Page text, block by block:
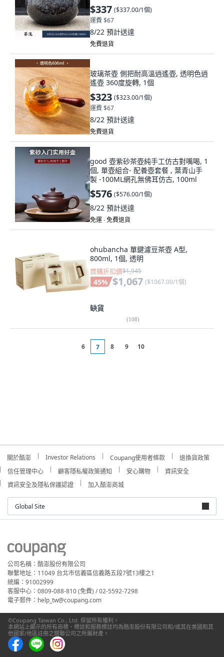
$337 ($337.00/1個)
運費 $67
8/22 預計送達
免費退貨
玻璃茶壺 側把耐高溫逍遙壺, 透明色逍
遙壺 360度旋轉, 1個
$323 ($323.00/1個)
運費 $67
8/22 預計送達
免費退貨
good 壺紫砂茶壺純手工仿古對嘴喝, 1
個, 單壺組合- 配養壺套餐 , 葉青山手
製 -100ML網孔無佛耳仿古, 100ml
$576 ($576.00/1個)
8/22 預計送達
免運 ∙ 免費退貨
ohubancha 單鍵濾豆茶壺 A型,
800ml, 1個, 透明
首購折扣價$1,945
45% $1,067 ($1067.00/1個)
缺貨
(108)
6 7 8 9 10
關於酷澎 Investor Relations Coupang使用者條款
退換貨政策
信任管理中心
顧客隱私權政策通知 安心購物
資訊安全
資訊安全及隱私保護認證
加入酷澎商城
Global Site
公司名稱：酷澎股份有限公司
聯繫地址：11049 台北市信義區信義路五段7號13樓之1
統編：91002999
客服中心：0809-088-810 (免費) / 02-5592-7298
電子郵件：help_tw@coupang.com
©Coupang Taiwan Co., Ltd. 保留所有權利。
本網站上顯示的所有商標、標誌和服務標誌均為酷澎股份有限公司和/或其在美國和其
他國家/地區註冊之關聯公司之所屬財產。